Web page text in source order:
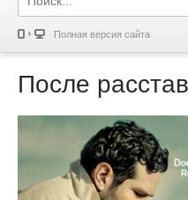
Полная версия сайта
После